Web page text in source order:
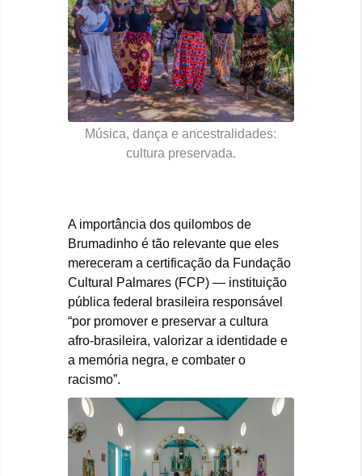
Música, dança e ancestralidades:
cultura preservada.
A importância dos quilombos de
Brumadinho é tão relevante que eles
mereceram a certificação da Fundação
Cultural Palmares (FCP) — instituição
pública federal brasileira responsável
“por promover e preservar a cultura
afro-brasileira, valorizar a identidade e
a memória negra, e combater o
racismo”.